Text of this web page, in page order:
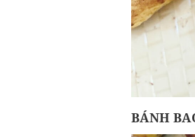
BÁNH